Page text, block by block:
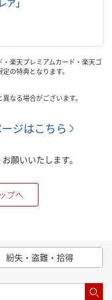
楽天プレミアムカード・楽天ゴ
の特典となります。
なる場合がございます。
ジはこちら
願いいたします。
プへ
紛失・盗難・拾得